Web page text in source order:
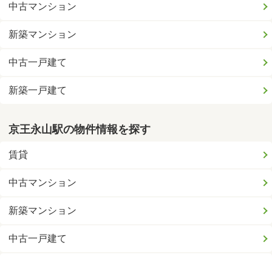
中古マンション
新築マンション
中古一戸建て
新築一戸建て
京王永山駅の物件情報を探す
賃貸
中古マンション
新築マンション
中古一戸建て